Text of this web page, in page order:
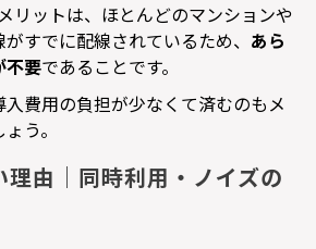
リットは、ほとんどのマンションや
すでに配線されているため、 あら
不要であることです。
費用の負担が少なくて済むのもメ
う。
由｜同時利用・ノイズの